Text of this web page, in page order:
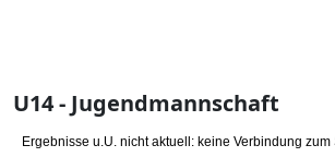
U14 - Jugendmannschaft